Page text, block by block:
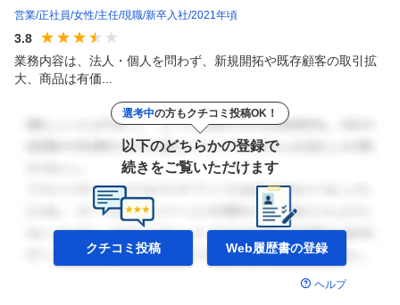
営業 正社員 女性 主任 現職 新卒入社 2021年頃
3.8
業務内容は、法人・個人を問わず、新規開拓や既存顧客の取引拡
大、商品は有価...
選考中の方もクチコミ投稿OK！
以下のどちらかの登録で
続きをご覧いただけます
クチコミ投稿 Web履歴書の登録
ヘルプ